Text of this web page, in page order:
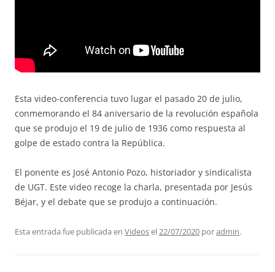
Esta video-conferencia tuvo lugar el pasado 20 de julio,
conmemorando el 84 aniversario de la revolución española
que se produjo el 19 de julio de 1936 como respuesta al
golpe de estado contra la República.
El ponente es José Antonio Pozo, historiador y sindicalista
de UGT. Este video recoge la charla, presentada por Jesús
Béjar, y el debate que se produjo a continuación.
Esta entrada fue publicada en Videosel22/07/2020 poradmin.